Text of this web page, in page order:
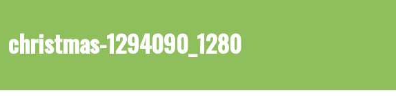
christmas-1294090_1280